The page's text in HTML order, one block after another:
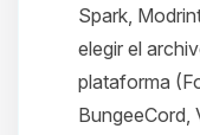
Spark,
elegir el
plataforma
BungeeCord,